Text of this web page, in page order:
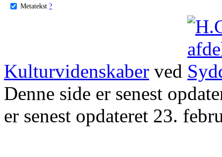
Metatekst ?
Kulturvidenskaber ved
Denne side er senest
er senest opdateret 23.